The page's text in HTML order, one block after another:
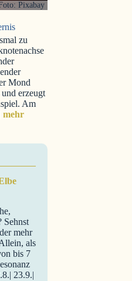
Pixabay
zu
Mond
erzeugt
Am
mehr
Sehnst
mehr
als
bis 7
23.9.|